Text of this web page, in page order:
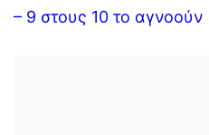
– 9 στους 10 το αγνοούν